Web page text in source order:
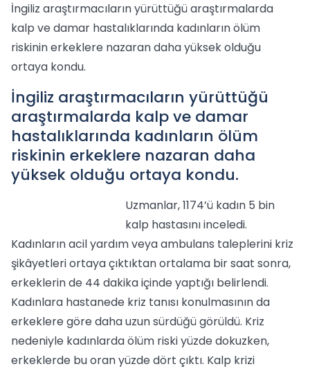
İngiliz araştırmacıların yürüttüğü araştırmalarda
kalp ve damar hastalıklarında kadınların ölüm
riskinin erkeklere nazaran daha yüksek olduğu
ortaya kondu.
İngiliz araştırmacıların yürüttüğü
araştırmalarda kalp ve damar
hastalıklarında kadınların ölüm
riskinin erkeklere nazaran daha
yüksek olduğu ortaya kondu.
Uzmanlar, 1174’ü kadın 5 bin
kalp hastasını inceledi.
Kadınların acil yardım veya ambulans taleplerini kriz
şikâyetleri ortaya çıktıktan ortalama bir saat sonra,
erkeklerin de 44 dakika içinde yaptığı belirlendi.
Kadınlara hastanede kriz tanısı konulmasının da
erkeklere göre daha uzun sürdüğü görüldü. Kriz
nedeniyle kadınlarda ölüm riski yüzde dokuzken,
erkeklerde bu oran yüzde dört çıktı. Kalp krizi